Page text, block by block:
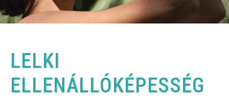
LELKI
ELLENÁLLÓKÉPESSÉG